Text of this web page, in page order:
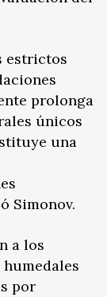
estrictos
prolonga
únicos
una
Simonov.
a los
por